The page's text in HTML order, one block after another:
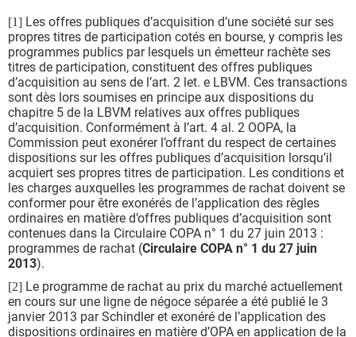
[1] Les offres publiques d’acquisition d’une société sur ses
propres titres de participation cotés en bourse, y compris les
programmes publics par lesquels un émetteur rachète ses
titres de participation, constituent des offres publiques
d’acquisition au sens de l’art. 2 let. e LBVM. Ces transactions
sont dès lors soumises en principe aux dispositions du
chapitre 5 de la LBVM relatives aux offres publiques
d’acquisition. Conformément à l’art. 4 al. 2 OOPA, la
Commission peut exonérer l’offrant du respect de certaines
dispositions sur les offres publiques d’acquisition lorsqu’il
acquiert ses propres titres de participation. Les conditions et
les charges auxquelles les programmes de rachat doivent se
conformer pour être exonérés de l’application des règles
ordinaires en matière d’offres publiques d’acquisition sont
contenues dans la Circulaire COPA n° 1 du 27 juin 2013 :
programmes de rachat (Circulaire COPA n° 1 du 27 juin
2013).
[2] Le programme de rachat au prix du marché actuellement
en cours sur une ligne de négoce séparée a été publié le 3
janvier 2013 par Schindler et exonéré de l’application des
dispositions ordinaires en matière d’OPA en application de la